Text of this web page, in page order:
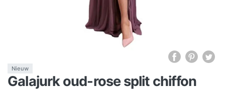
Nieuw
Galajurk oud-rose split chiffon